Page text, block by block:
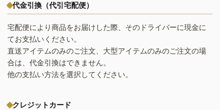
代金引換（代引宅配便）
宅配便により商品をお届けした際、そのドライバーに現金に
てお支払いください。
直送アイテムのみのご注文、大型アイテムのみのご注文の場
合は、代金引換はできません。
他の支払い方法を選択してください。
クレジットカード